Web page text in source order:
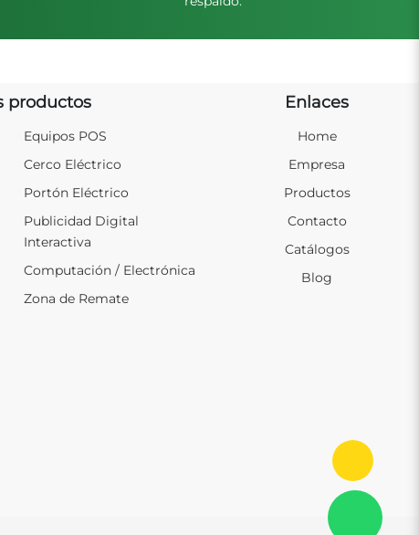
Ir al
productos
Equipos POS
Cerco Eléctrico
Portón Eléctrico
Publicidad Digital
Interactiva
Computación / Electrónica
Zona de Remate
Enlaces
Home
Empresa
Productos
Contacto
Catálogos
Blog